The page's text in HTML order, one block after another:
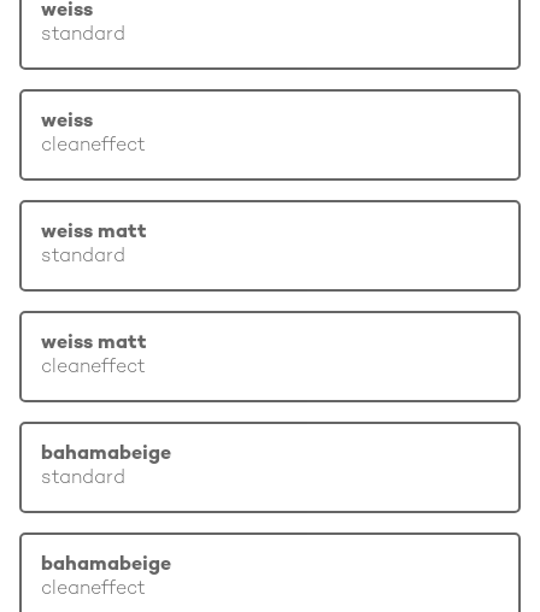
weiss
standard
weiss
cleaneffect
weiss matt
standard
weiss matt
cleaneffect
bahamabeige
standard
bahamabeige
cleaneffect